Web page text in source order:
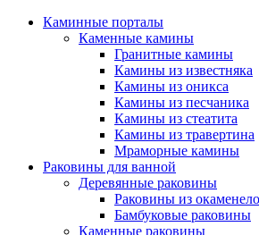
Каминные порталы
Каменные камины
Гранитные камины
Камины из известняка
Камины из оникса
Камины из песчаника
Камины из стеатита
Камины из травертина
Мраморные камины
Раковины для ванной
Деревянные раковины
Раковины из
Бамбуковые раковины
Каменные раковины